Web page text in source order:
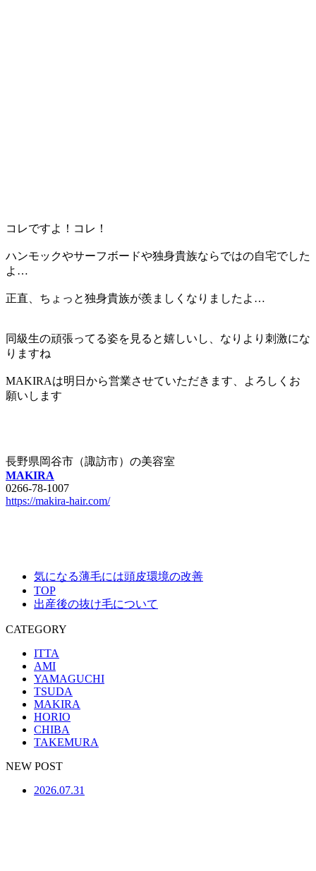
コレですよ！コレ！
ハンモックやサーフボードや独身貴族ならではの自宅でした
よ…
正直、ちょっと独身貴族が羨ましくなりましたよ…
同級生の頑張ってる姿を見ると嬉しいし、なりより刺激にな
りますね
MAKIRAは明日から営業させていただきます、よろしくお
願いします
長野県岡谷市（諏訪市）の美容室
MAKIRA
0266-78-1007
https://makira-hair.com/
気になる薄毛には頭皮環境の改善
TOP
出産後の抜け毛について
CATEGORY
ITTA
AMI
YAMAGUCHI
TSUDA
MAKIRA
HORIO
CHIBA
TAKEMURA
NEW POST
2026.07.31